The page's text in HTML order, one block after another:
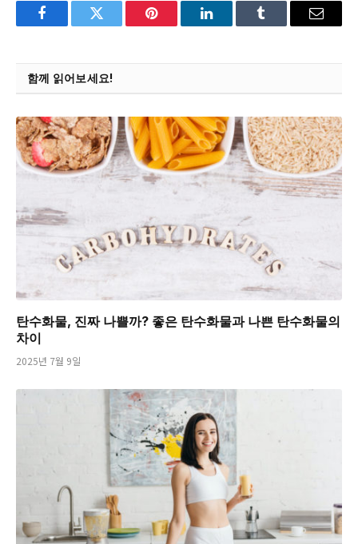
FacebookTwitter Pinterest LinkedInTumblr Email
함께 읽어보세요!
탄수화물, 진짜 나쁠까? 좋은 탄수화물과 나쁜 탄수화물의
차이
2025년 7월 9일